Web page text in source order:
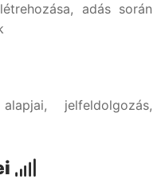
adás során
jelfeldolgozás,